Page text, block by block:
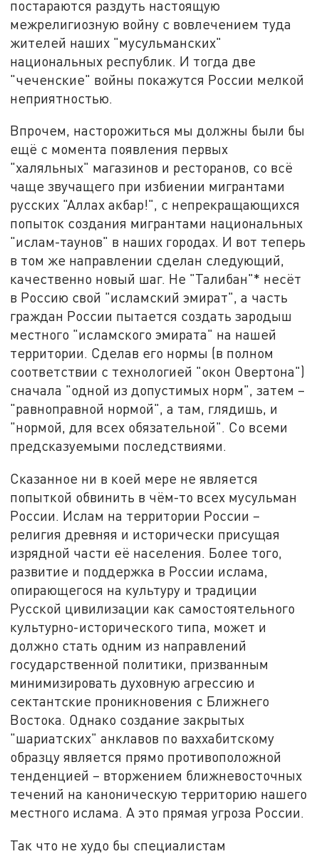
постараются раздуть настоящую
межрелигиозную войну с вовлечением туда
жителей наших "мусульманских"
национальных республик. И тогда две
"чеченские" войны покажутся России мелкой
неприятностью.
Впрочем, насторожиться мы должны были бы
ещё с момента появления первых
"халяльных" магазинов и ресторанов, со всё
чаще звучащего при избиении мигрантами
русских "Аллах акбар!", с непрекращающихся
попыток создания мигрантами национальных
"ислам-таунов" в наших городах. И вот теперь
в том же направлении сделан следующий,
качественно новый шаг. Не "Талибан"* несёт
в Россию свой "исламский эмират", а часть
граждан России пытается создать зародыш
местного "исламского эмирата" на нашей
территории. Сделав его нормы (в полном
соответствии с технологией "окон Овертона")
сначала "одной из допустимых норм", затем –
"равноправной нормой", а там, глядишь, и
"нормой, для всех обязательной". Со всеми
предсказуемыми последствиями.
Сказанное ни в коей мере не является
попыткой обвинить в чём-то всех мусульман
России. Ислам на территории России –
религия древняя и исторически присущая
изрядной части её населения. Более того,
развитие и поддержка в России ислама,
опирающегося на культуру и традиции
Русской цивилизации как самостоятельного
культурно-исторического типа, может и
должно стать одним из направлений
государственной политики, призванным
минимизировать духовную агрессию и
сектантские проникновения с Ближнего
Востока. Однако создание закрытых
"шариатских" анклавов по ваххабитскому
образцу является прямо противоположной
тенденцией – вторжением ближневосточных
течений на каноническую территорию нашего
местного ислама. А это прямая угроза России.
Так что не худо бы специалистам